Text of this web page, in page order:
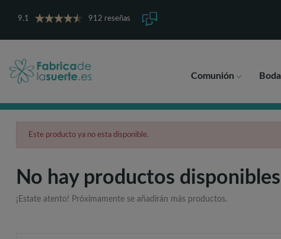
9.1 912 reseñas
Comunión Boda
Este producto ya no esta disponible.
No hay productos disponibles
¡Estate atento! Próximamente se añadirán más productos.